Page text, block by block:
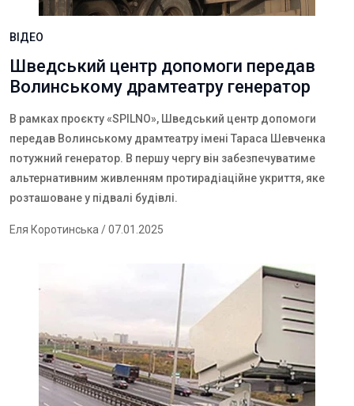
ВІДЕО
Шведський центр допомоги передав
Волинському драмтеатру генератор
В рамках проєкту «SPILNO», Шведський центр допомоги
передав Волинському драмтеатру імені Тараса Шевченка
потужний генератор. В першу чергу він забезпечуватиме
альтернативним живленням протирадіаційне укриття, яке
розташоване у підвалі будівлі.
Еля Коротинська / 07.01.2025